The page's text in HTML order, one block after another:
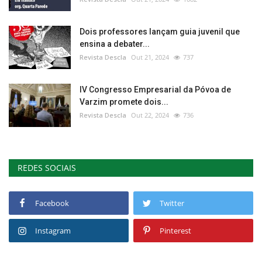
Dois professores lançam guia juvenil que
ensina a debater...
Revista Descla Out 21, 2024 737
IV Congresso Empresarial da Póvoa de
Varzim promete dois...
Revista Descla Out 22, 2024 736
REDES SOCIAIS
Facebook Twitter
Instagram Pinterest